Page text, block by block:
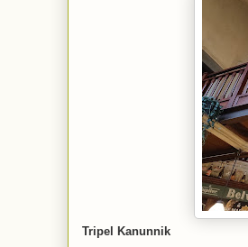
Tripel Kanunnik